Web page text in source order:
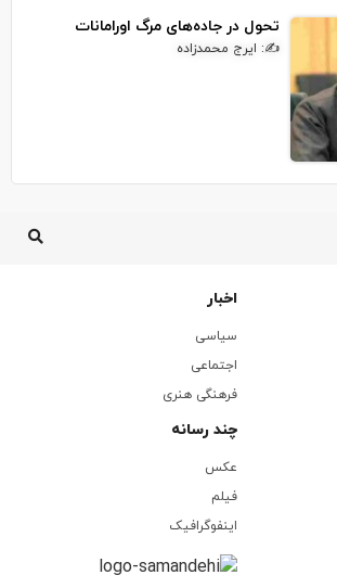
تحول در جاده‌های مرگ اورامانات
✍: ایرج محمدزاده
اخبار
سیاسی
اجتماعی
فرهنگی هنری
چند رسانه
عکس
فیلم
اینفوگرافیک